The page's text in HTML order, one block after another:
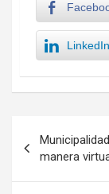
LinkedIn
de
entradas
manera